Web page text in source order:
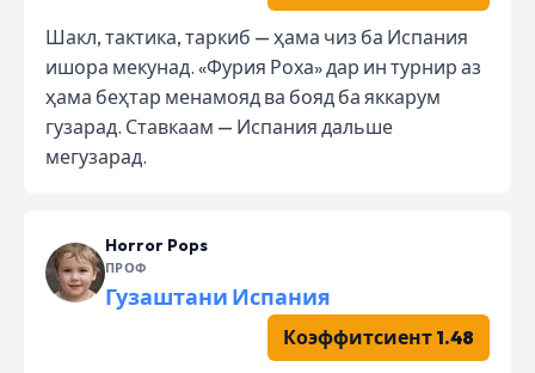
Шакл, тактика, таркиб — ҳама чиз ба Испания
ишора мекунад. «Фурия Роха» дар ин турнир аз
ҳама беҳтар менамояд ва бояд ба яккарум
гузарад. Ставкаам — Испания дальше
мегузарад.
Horror Pops
ПРОФ
Гузаштани Испания
Коэффитсиент 1.48